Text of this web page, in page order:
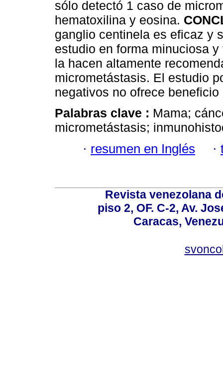
sólo detectó 1 caso de
hematoxilina y eosina.
ganglio centinela es eficaz y
estudio en forma minuciosa
la hacen altamente
micrometástasis. El estudio
negativos no ofrece beneficio
Palabras clave : Mama;
micrometástasis;
· resumen en Inglés ·
Revista venezolana
piso 2, OF. C-2, Av.
Caracas,